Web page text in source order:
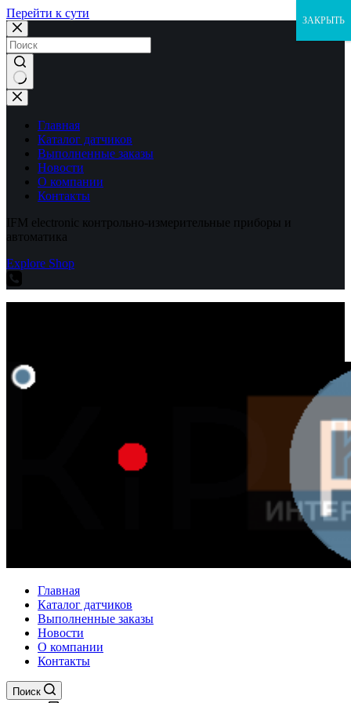
Перейти к сути
Ничего
не
найденоГлавная
Каталог датчиков
Выполненные заказы
Новости
О компании
Контакты
IFM electronic контрольно-измерительные приборы и
автоматика
Explore Shop
Главная
Каталог датчиков
Выполненные заказы
Новости
О компании
Контакты
Поиск
ЗАКРЫТЬ